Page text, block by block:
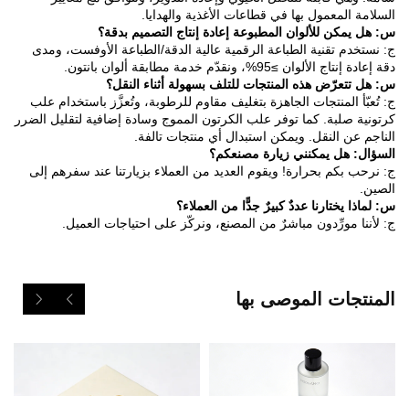
السلامة المعمول بها في قطاعات الأغذية والهدايا.
س: هل يمكن للألوان المطبوعة إعادة إنتاج التصميم بدقة؟
ج: نستخدم تقنية الطباعة الرقمية عالية الدقة/الطباعة الأوفست، ومدى
دقة إعادة إنتاج الألوان ≥95%، ونقدّم خدمة مطابقة ألوان بانتون.
س: هل تتعرّض هذه المنتجات للتلف بسهولة أثناء النقل؟
ج: تُعبّأ المنتجات الجاهزة بتغليف مقاوم للرطوبة، وتُعزَّز باستخدام علب
كرتونية صلبة. كما توفر علب الكرتون المموج وسادة إضافية لتقليل الضرر
الناجم عن النقل. ويمكن استبدال أي منتجات تالفة.
السؤال: هل يمكنني زيارة مصنعكم؟
ج: نرحب بكم بحرارة! ويقوم العديد من العملاء بزيارتنا عند سفرهم إلى
الصين.
س: لماذا يختارنا عددٌ كبيرٌ جدًّا من العملاء؟
ج: لأننا مورِّدون مباشرٌ من المصنع، ونركّز على احتياجات العميل.
المنتجات الموصى بها